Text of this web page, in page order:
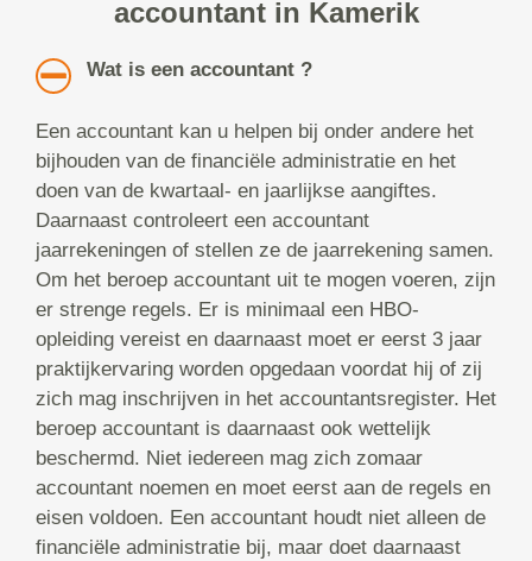
accountant in Kamerik
Wat is een accountant ?
Een accountant kan u helpen bij onder andere het
bijhouden van de financiële administratie en het
doen van de kwartaal- en jaarlijkse aangiftes.
Daarnaast controleert een accountant
jaarrekeningen of stellen ze de jaarrekening samen.
Om het beroep accountant uit te mogen voeren, zijn
er strenge regels. Er is minimaal een HBO-
opleiding vereist en daarnaast moet er eerst 3 jaar
praktijkervaring worden opgedaan voordat hij of zij
zich mag inschrijven in het accountantsregister. Het
beroep accountant is daarnaast ook wettelijk
beschermd. Niet iedereen mag zich zomaar
accountant noemen en moet eerst aan de regels en
eisen voldoen. Een accountant houdt niet alleen de
financiële administratie bij, maar doet daarnaast